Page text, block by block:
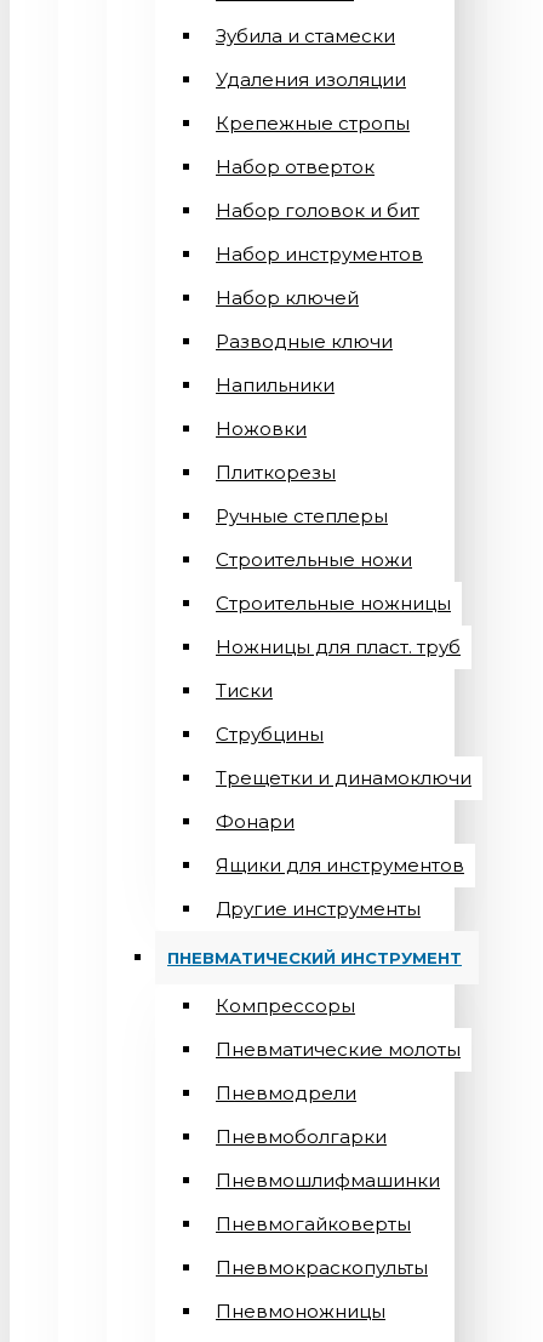
Зубила и стамески
Удаления изоляции
Крепежные стропы
Набор отверток
Набор головок и бит
Набор инструментов
Набор ключей
Разводные ключи
Напильники
Ножовки
Плиткорезы
Ручные степлеры
Строительные ножи
Строительные ножницы
Ножницы для пласт. труб
Тиски
Струбцины
Трещетки и динамоключи
Фонари
Ящики для инструментов
Другие инструменты
ПНЕВМАТИЧЕСКИЙ ИНСТРУМЕНТ
Компрессоры
Пневматические молоты
Пневмодрели
Пневмоболгарки
Пневмошлифмашинки
Пневмогайковерты
Пневмокраскопульты
Пневмоножницы